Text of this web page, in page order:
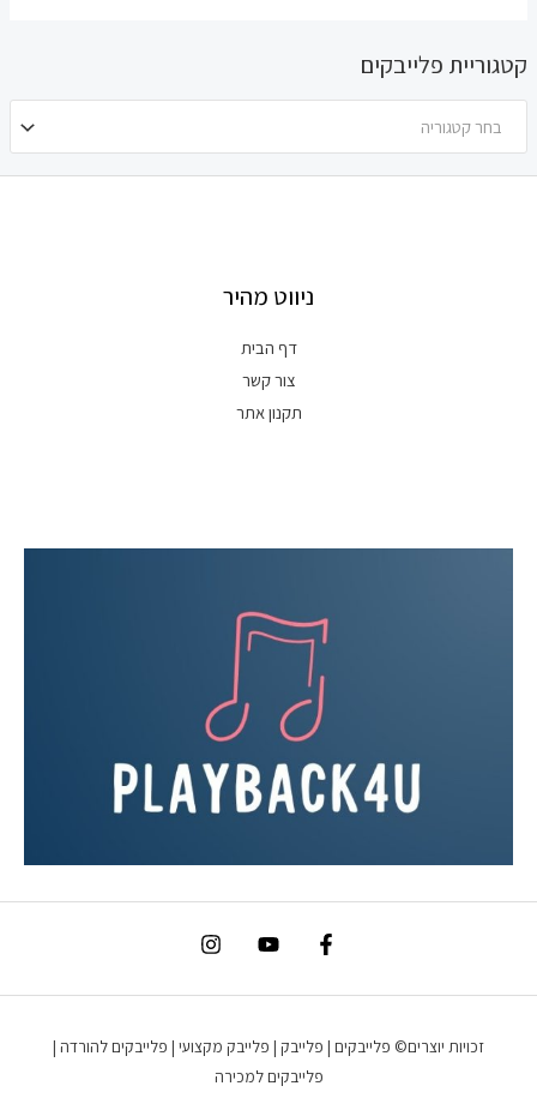
קטגוריית פלייבקים
בחר קטגוריה
ניווט מהיר
דף הבית
צור קשר
תקנון אתר
זכויות יוצרים© פלייבקים | פלייבק | פלייבק מקצועי | פלייבקים להורדה |
פלייבקים למכירה